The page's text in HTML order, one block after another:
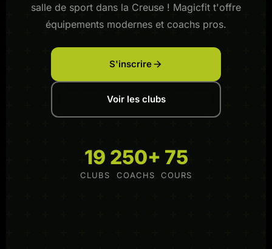
salle de sport dans la Creuse ! Magicfit t'offre
équipements modernes et coachs pros.
S'inscrire
Voir les clubs
19
CLUBS
250+
COACHS
75
COURS